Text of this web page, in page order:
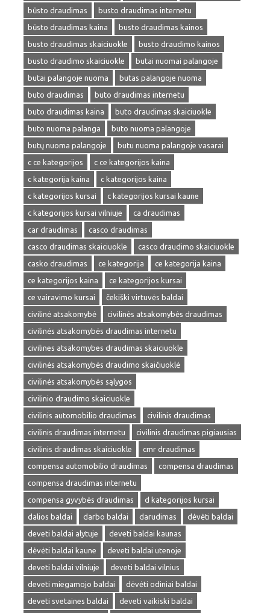
būsto draudimas
busto draudimas internetu
būsto draudimas kaina
busto draudimas kainos
busto draudimas skaiciuokle
busto draudimo kainos
busto draudimo skaiciuokle
butai nuomai palangoje
butai palangoje nuoma
butas palangoje nuoma
buto draudimas
buto draudimas internetu
buto draudimas kaina
buto draudimas skaiciuokle
buto nuoma palanga
buto nuoma palangoje
butų nuoma palangoje
butu nuoma palangoje vasarai
c ce kategorijos
c ce kategorijos kaina
c kategorija kaina
c kategorijos kaina
c kategorijos kursai
c kategorijos kursai kaune
c kategorijos kursai vilniuje
ca draudimas
car draudimas
casco draudimas
casco draudimas skaiciuokle
casco draudimo skaiciuokle
casko draudimas
ce kategorija
ce kategorija kaina
ce kategorijos kaina
ce kategorijos kursai
ce vairavimo kursai
čekiški virtuvės baldai
civilinė atsakomybė
civilinės atsakomybės draudimas
civilinės atsakomybės draudimas internetu
civilines atsakomybes draudimas skaiciuokle
civilinės atsakomybės draudimo skaičiuoklė
civilinės atsakomybės sąlygos
civilinio draudimo skaiciuokle
civilinis automobilio draudimas
civilinis draudimas
civilinis draudimas internetu
civilinis draudimas pigiausias
civilinis draudimas skaiciuokle
cmr draudimas
compensa automobilio draudimas
compensa draudimas
compensa draudimas internetu
compensa gyvybės draudimas
d kategorijos kursai
dalios baldai
darbo baldai darudimas
dėvėti baldai
deveti baldai alytuje
deveti baldai kaunas
dėvėti baldai kaune
deveti baldai utenoje
deveti baldai vilniuje
deveti baldai vilnius
deveti miegamojo baldai
dėvėti odiniai baldai
deveti svetaines baldai
deveti vaikiski baldai